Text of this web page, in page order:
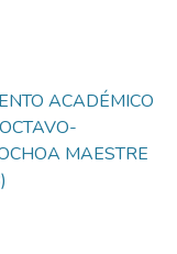
ACADÉMICO
MAESTRE